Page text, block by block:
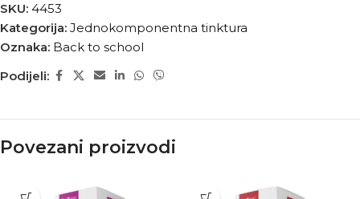
SKU: 4453
Kategorija: Jednokomponentna tinktura
Oznaka: Back to school
Podijeli:
Povezani proizvodi